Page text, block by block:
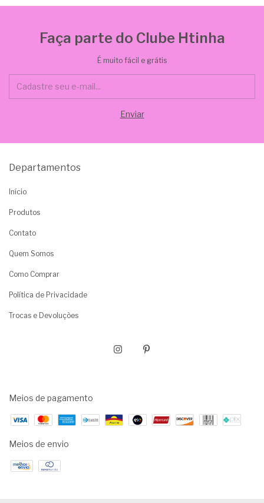
Faça parte do Clube Htinha
É muito fácil e grátis
Departamentos
Início
Produtos
Contato
Quem Somos
Como Comprar
Política de Privacidade
Trocas e Devoluções
Meios de pagamento
Meios de envio